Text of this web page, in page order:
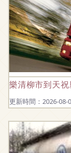
樂清柳市到天
更新時間：2026-08-